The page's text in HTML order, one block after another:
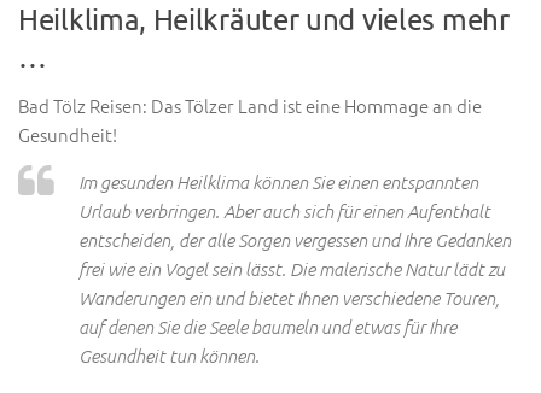
Heilklima, Heilkräuter und vieles mehr
…
Bad Tölz Reisen: Das Tölzer Land ist eine Hommage an die
Gesundheit!
Im gesunden Heilklima können Sie einen entspannten
Urlaub verbringen. Aber auch sich für einen Aufenthalt
entscheiden, der alle Sorgen vergessen und Ihre Gedanken
frei wie ein Vogel sein lässt. Die malerische Natur lädt zu
Wanderungen ein und bietet Ihnen verschiedene Touren,
auf denen Sie die Seele baumeln und etwas für Ihre
Gesundheit tun können.